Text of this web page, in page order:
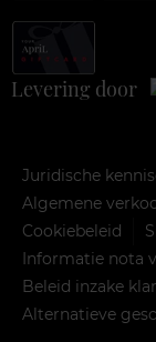
Levering door
Juridische
Algemene
Cookiebeleid
Informatie nota
Beleid inzake
Alternatieve